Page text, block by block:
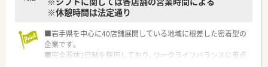
※休憩時間は法定通り
■岩手県を中心に40店舗展開している地域に根差した密着型の
企業です。
■完全週休2日制を採用しており、ワークライフバランスに重点